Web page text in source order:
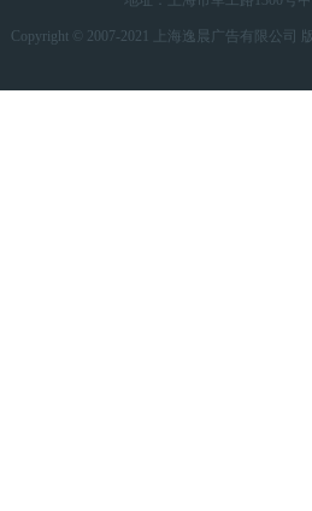
Copyright © 2007-2021 上海逸晨广告有限公